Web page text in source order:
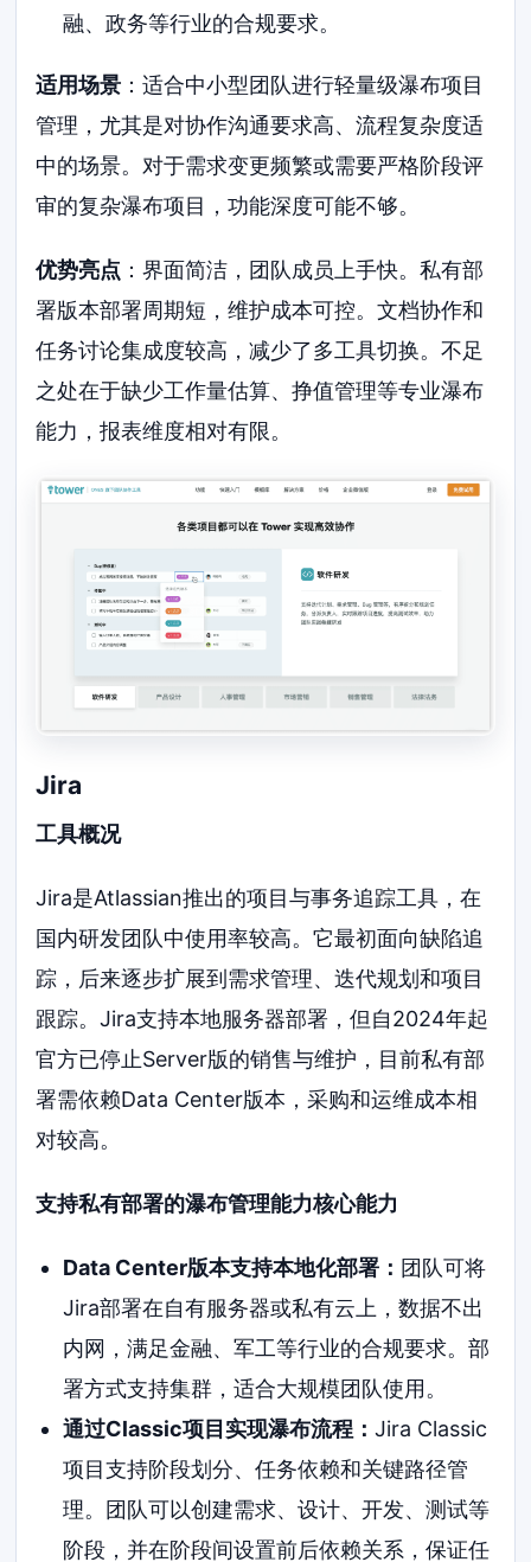
融、政务等行业的合规要求。
适用场景 ：适合中小型团队进行轻量级瀑布项目
管理，尤其是对协作沟通要求高、流程复杂度适
中的场景。对于需求变更频繁或需要严格阶段评
审的复杂瀑布项目，功能深度可能不够。
优势亮点 ：界面简洁，团队成员上手快。私有部
署版本部署周期短，维护成本可控。文档协作和
任务讨论集成度较高，减少了多工具切换。不足
之处在于缺少工作量估算、挣值管理等专业瀑布
能力，报表维度相对有限。
Jira
工具概况
Jira是Atlassian推出的项目与事务追踪工具，在
国内研发团队中使用率较高。它最初面向缺陷追
踪，后来逐步扩展到需求管理、迭代规划和项目
跟踪。Jira支持本地服务器部署，但自2024年起
官方已停止Server版的销售与维护，目前私有部
署需依赖Data Center版本，采购和运维成本相
对较高。
支持私有部署的瀑布管理能力核心能力
Data Center版本支持本地化部署： 团队可将
Jira部署在自有服务器或私有云上，数据不出
内网，满足金融、军工等行业的合规要求。部
署方式支持集群，适合大规模团队使用。
通过Classic项目实现瀑布流程： Jira Classic
项目支持阶段划分、任务依赖和关键路径管
理。团队可以创建需求、设计、开发、测试等
阶段，并在阶段间设置前后依赖关系，保证任